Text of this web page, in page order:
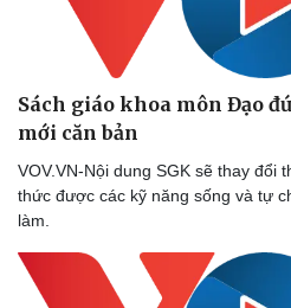
Sách giáo khoa môn Đạo
mới căn bản
VOV.VN-Nội dung SGK sẽ thay đổi
thức được các kỹ năng sống và tự
làm.